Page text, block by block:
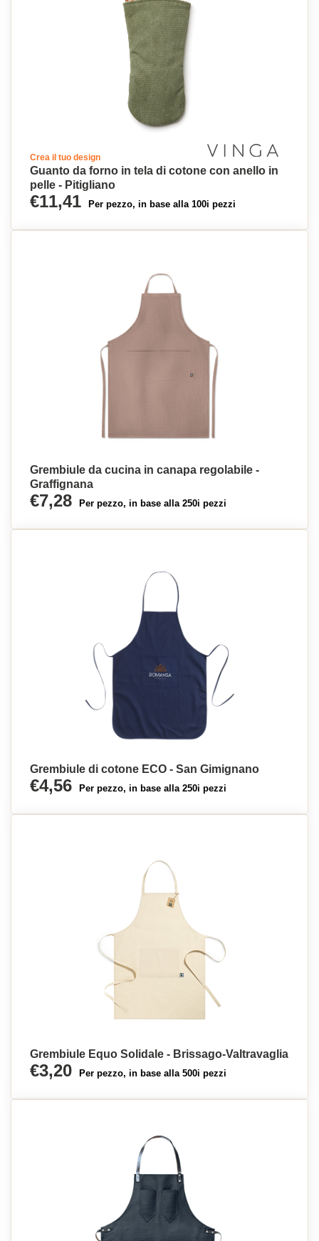
Crea il tuo design
Guanto da forno in tela di cotone con anello in
pelle - Pitigliano
€11,41 Per pezzo, in base alla 100i pezzi
Grembiule da cucina in canapa regolabile -
Graffignana
€7,28 Per pezzo, in base alla 250i pezzi
Grembiule di cotone ECO - San Gimignano
€4,56 Per pezzo, in base alla 250i pezzi
Grembiule Equo Solidale - Brissago-Valtravaglia
€3,20 Per pezzo, in base alla 500i pezzi